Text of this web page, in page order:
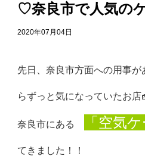
♡奈良市で人気の
2020年07月04日
先日、奈良市方面への用事が
らずっと気になっていたお店
奈良市にある 「空気ケ
てきました！！